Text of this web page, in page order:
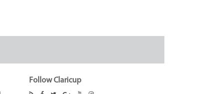
Follow Claricup